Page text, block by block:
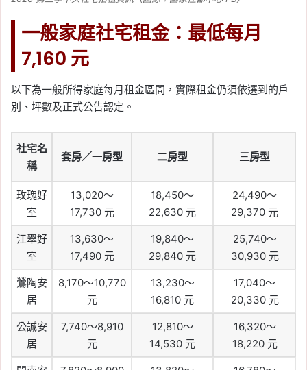
一般家庭社宅租金：最低每月
7,160 元
以下為一般所得家庭每月租金區間，實際租金仍須依選到的戶
別、坪數及正式公告認定。
社宅名
稱
套房／一房型 二房型 三房型
玫瑰好
室
13,020～
17,730 元
18,450～
22,630 元
24,490～
29,370 元
江翠好
室
13,630～
17,490 元
19,840～
29,840 元
25,740～
30,930 元
鶯陶安
居
8,170～10,770
元
13,230～
16,810 元
17,040～
20,330 元
公誠安
居
7,740～8,910
元
12,810～
14,530 元
16,320～
18,220 元